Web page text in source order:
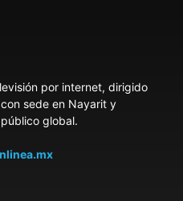
por internet, dirigido
sede en Nayarit y
global.